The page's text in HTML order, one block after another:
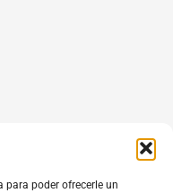
para poder ofrecerle un
Teobaldo Power Nº 7,